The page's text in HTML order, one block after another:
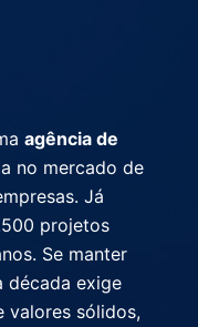
agência de
no mercado de
Já
projetos
Se manter
década exige
valores sólidos,